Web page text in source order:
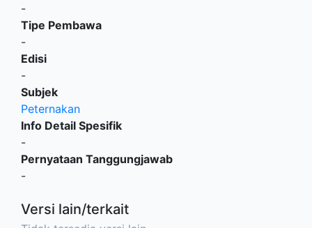
-
Tipe Pembawa
-
Edisi
-
Subjek
Peternakan
Info Detail Spesifik
-
Pernyataan Tanggungjawab
-
Versi lain/terkait